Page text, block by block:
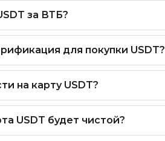
за ВТБ?
для покупки USDT?
на карту USDT?
USDT будет чистой?